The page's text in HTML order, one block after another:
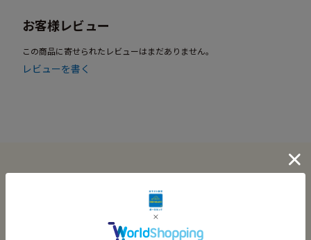
お客様レビュー
この商品に寄せられたレビューはまだありません。
レビューを書く
この商品に関連する記事